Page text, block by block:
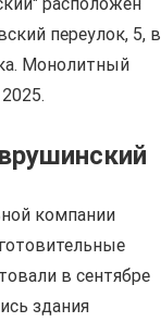
переулок, 5, в
Монолитный
компании
в сентябре
здания